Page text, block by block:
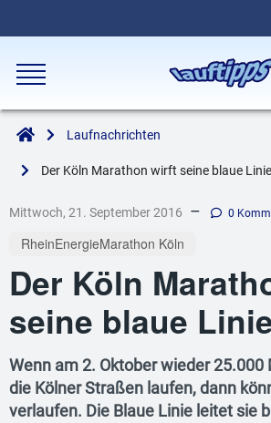
Laufnachrichten
Der Köln Marathon wirft seine blaue
Mittwoch, 21. September 2016 – 0
RheinEnergieMarathon Köln
Der Köln
seine blaue
Wenn am 2. Oktober wieder 25.000
die Kölner Straßen laufen, dann
verlaufen. Die Blaue Linie leitet sie